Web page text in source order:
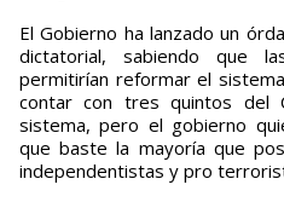
El Gobierno ha lanzado un
dictatorial, sabiendo que
permitirían reformar el
contar con tres quintos del
sistema, pero el gobierno
que baste la mayoría que
independentistas y pro